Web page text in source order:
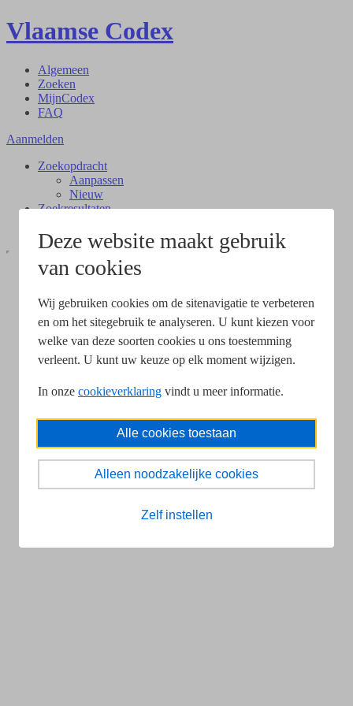
Deze website maakt gebruik
van cookies
Wij gebruiken cookies om de sitenavigatie te verbeteren
en om het sitegebruik te analyseren. U kunt kiezen voor
welke van deze soorten cookies u ons toestemming
verleent. U kunt uw keuze op elk moment wijzigen.
In onze cookieverklaring vindt u meer informatie.
Alle cookies toestaan
Alleen noodzakelijke cookies
Zelf instellen
Vlaamse Codex
Algemeen
Zoeken
MijnCodex
FAQ
Aanmelden
Zoekopdracht
Aanpassen
Nieuw
Zoekresultaten